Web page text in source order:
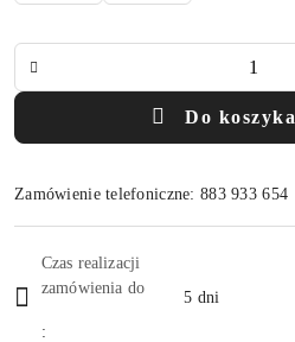
Do koszyka
Zamówienie telefoniczne: 883 933 654
dostawa
Czas realizacji
zamówienia do
:
5 dni